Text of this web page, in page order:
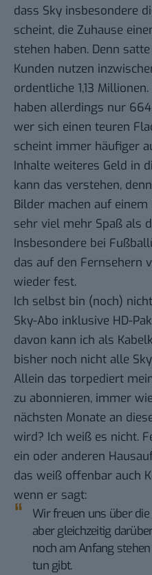
dass Sky insbesondere
scheint, die Zuhause
stehen haben. Denn
Kunden nutzen
ordentliche 1,13
haben allerdings nur
wer sich einen teuren
scheint immer häufiger
Inhalte weiteres Geld in
kann das verstehen,
Bilder machen auf
sehr viel mehr Spaß als
Insbesondere bei
das auf den Fernsehern
wieder fest.
Ich selbst bin (noch)
Sky-Abo inklusive HD-
davon kann ich als
bisher noch nicht alle
Allein das torpediert
zu abonnieren, immer
nächsten Monate an
wird? Ich weiß es nicht.
ein oder anderen
das weiß offenbar auch
wenn er sagt:
Wir freuen uns über
aber gleichzeitig
noch am Anfang
tun gibt.